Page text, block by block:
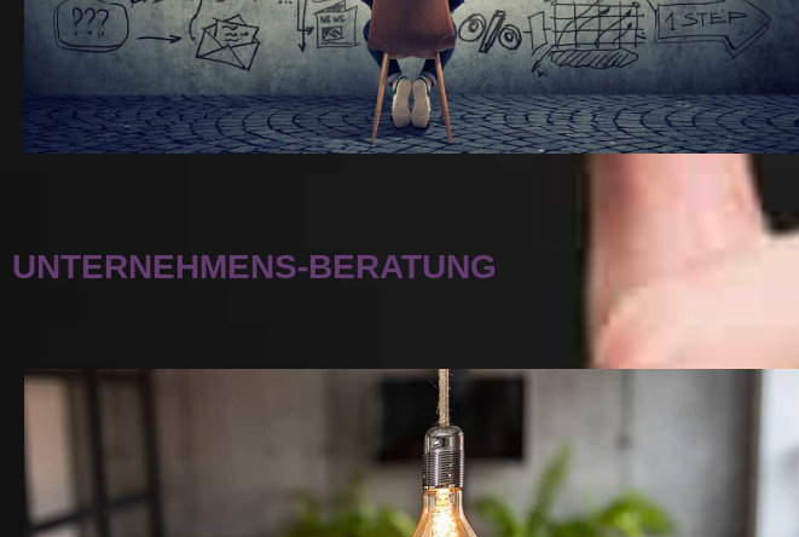
UNTERNEHMENS-BERATUNG